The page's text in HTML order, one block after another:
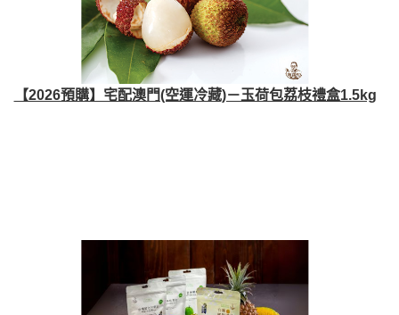
【2026預購】宅配澳門(空運冷藏)－玉荷包荔枝禮盒1.5kg